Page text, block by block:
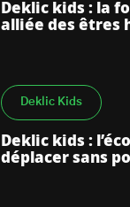
Deklic kids : la
alliée des êtres
Deklic Kids
Deklic kids :
déplacer sans